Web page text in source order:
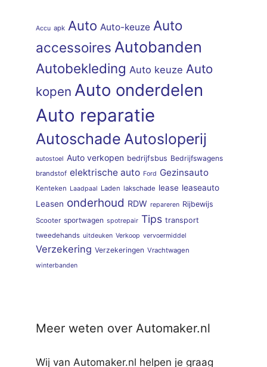
Accu apk Auto Auto-keuze Auto
accessoires Autobanden
Autobekleding Auto keuze Auto
kopen Auto onderdelen
Auto reparatie
Autoschade Autosloperij
autostoel Auto verkopen bedrijfsbus Bedrijfswagens
brandstof elektrische auto Ford Gezinsauto
Kenteken Laadpaal Laden lakschade lease leaseauto
Leasen onderhoud RDW repareren Rijbewijs
Scooter sportwagen spotrepair Tips transport
tweedehands uitdeuken Verkoop vervoermiddel
Verzekering Verzekeringen Vrachtwagen
winterbanden
Meer weten over Automaker.nl
Wij van Automaker.nl helpen je graag